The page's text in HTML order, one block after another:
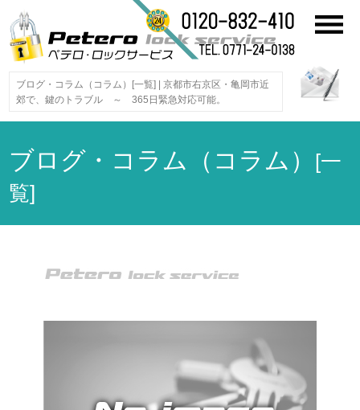
ブログ・コラム（コラム）[一覧] | 京都市右京区・亀岡市近
郊で、鍵のトラブル ～ 365日緊急対応可能。
ブログ・コラム（コラム）
[一
覧]